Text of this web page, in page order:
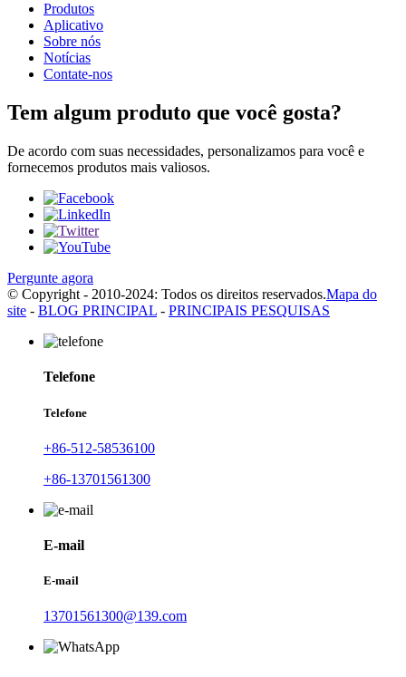
Produtos
Aplicativo
Sobre nós
Notícias
Contate-nos
Tem algum produto que você gosta?
De acordo com suas necessidades, personalizamos para você e
fornecemos produtos mais valiosos.
Pergunte agora
© Copyright - 2010-2024: Todos os direitos reservados.Mapa do
site - BLOG PRINCIPAL - PRINCIPAIS PESQUISAS
Telefone
Telefone
+86-512-58536100
+86-13701561300
E-mail
E-mail
13701561300@139.com